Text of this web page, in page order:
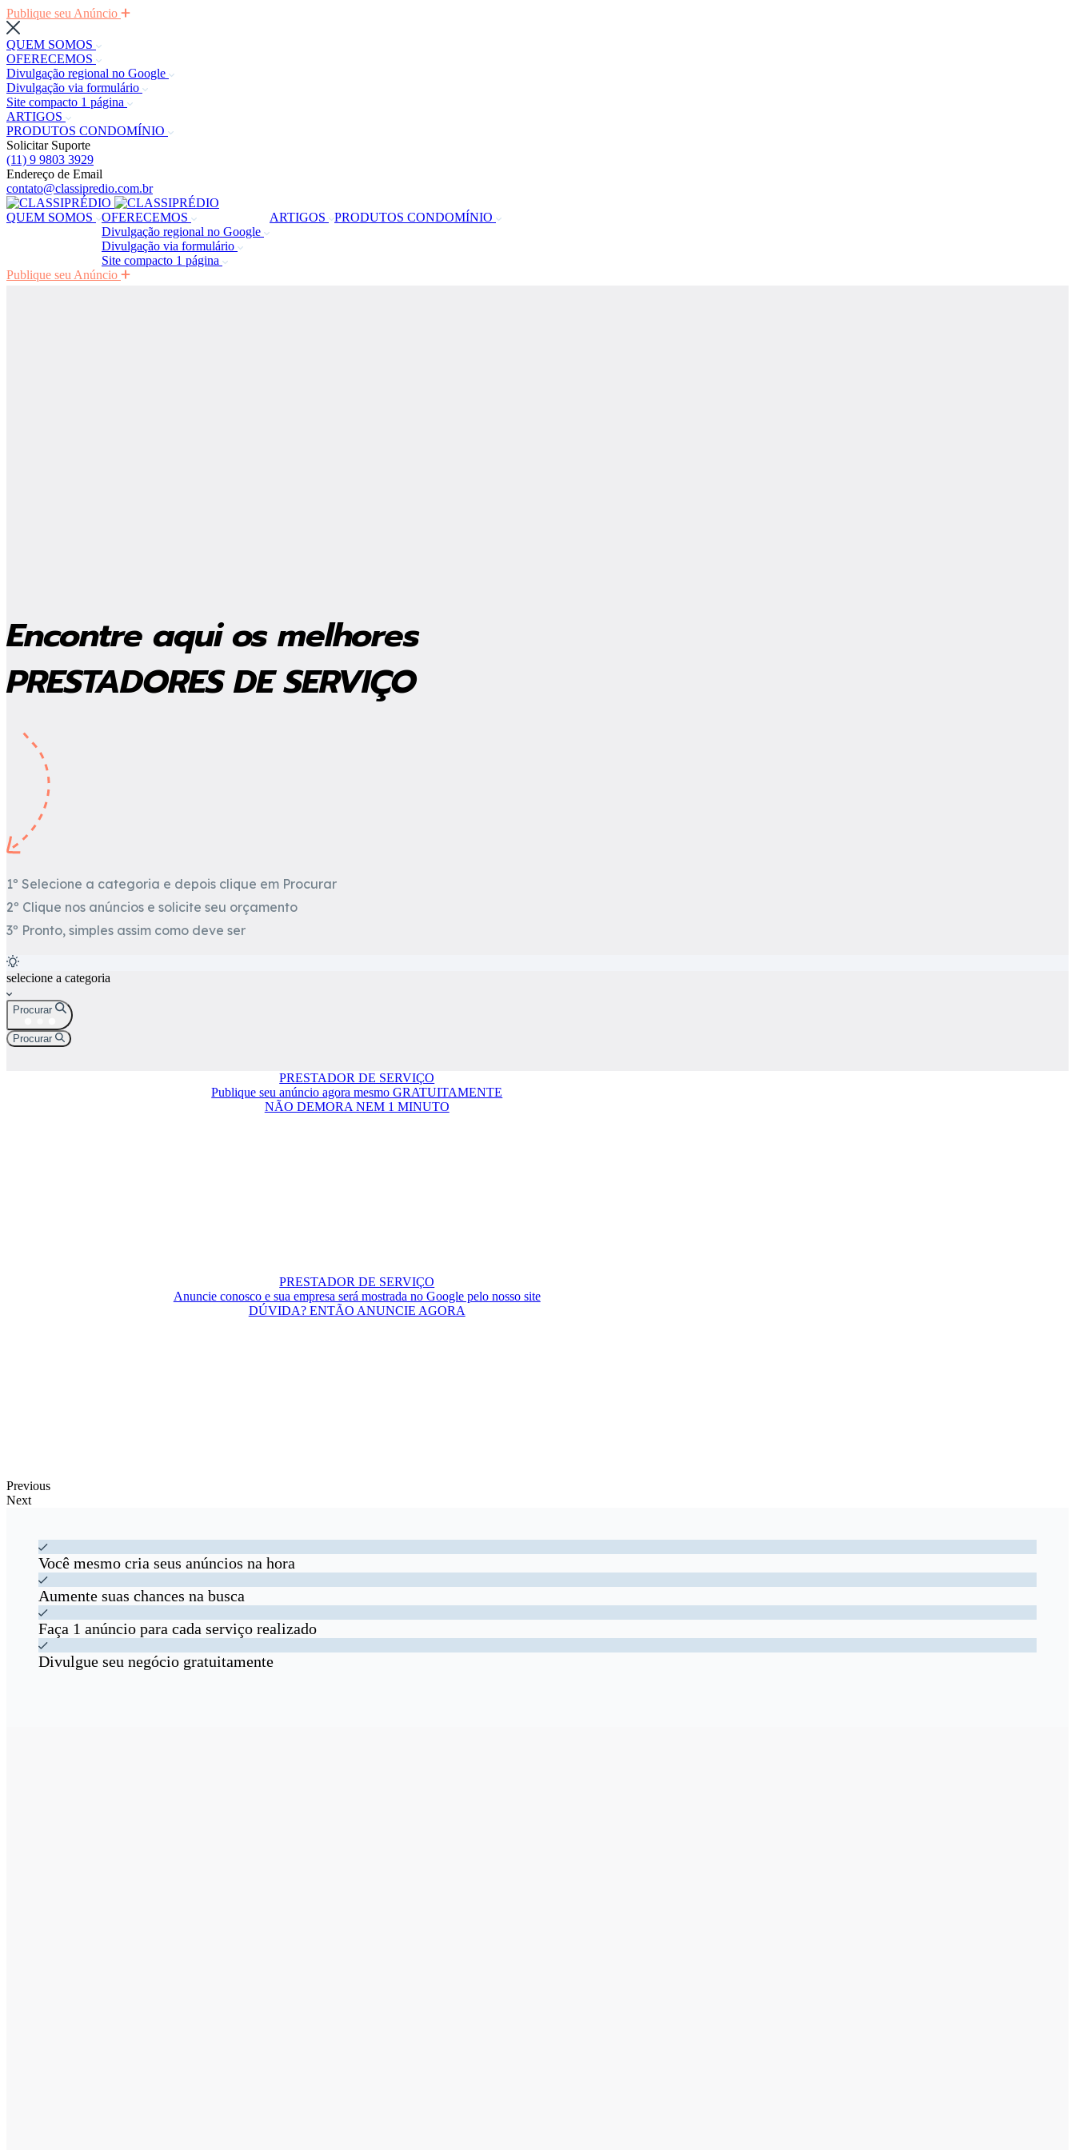
Publique seu Anúncio
QUEM SOMOS
OFERECEMOS
Divulgação regional no Google
Divulgação via formulário
Site compacto 1 página
ARTIGOS
PRODUTOS CONDOMÍNIO
Solicitar Suporte
(11) 9 9803 3929
Endereço de Email
contato@classipredio.com.br
QUEM SOMOS
OFERECEMOS
Divulgação regional no Google
Divulgação via formulário
Site compacto 1 página
ARTIGOS PRODUTOS CONDOMÍNIO
Publique seu Anúncio
Encontre aqui os melhores
PRESTADORES DE SERVIÇO
1º Selecione a categoria e depois clique em Procurar
2º Clique nos anúncios e solicite seu orçamento
3º Pronto, simples assim como deve ser
selecione a categoria
Procurar
Procurar
PRESTADOR DE SERVIÇO
Publique seu anúncio agora mesmo GRATUITAMENTE
NÃO DEMORA NEM 1 MINUTO
PRESTADOR DE SERVIÇO
Anuncie conosco e sua empresa será mostrada no Google pelo nosso site
DÚVIDA? ENTÃO ANUNCIE AGORA
Previous
Next
Você mesmo cria seus anúncios na hora
Aumente suas chances na busca
Faça 1 anúncio para cada serviço realizado
Divulgue seu negócio gratuitamente